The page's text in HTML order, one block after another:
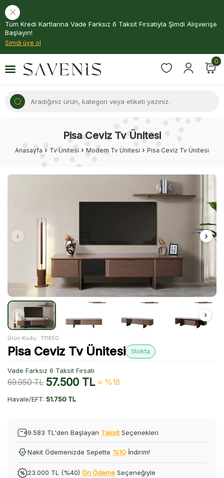
Tüm Kredi Kartlarına Vade Farksız 6 Taksit Fırsatıyla Şimdi Alışverişe
Başlayın!
Şimdi üye ol
0
Pisa Ceviz Tv Ünitesi
Anasayfa Tv Ünitesi Modern Tv Ünitesi Pisa Ceviz Tv Ünitesi
Ürün Kodu : T11850
Pisa Ceviz Tv Ünitesi Stokta
Vade Farksız 6 Taksit Fırsatı
69.950TL 57.500TL %18
Havale/EFT: 51.750 TL
9.583 TL'den Başlayan Taksit Seçenekleri
Nakit Ödemenizde Sepette %10 İndirim!
23.000 TL (%40) Ön Ödeme Seçeneğiyle